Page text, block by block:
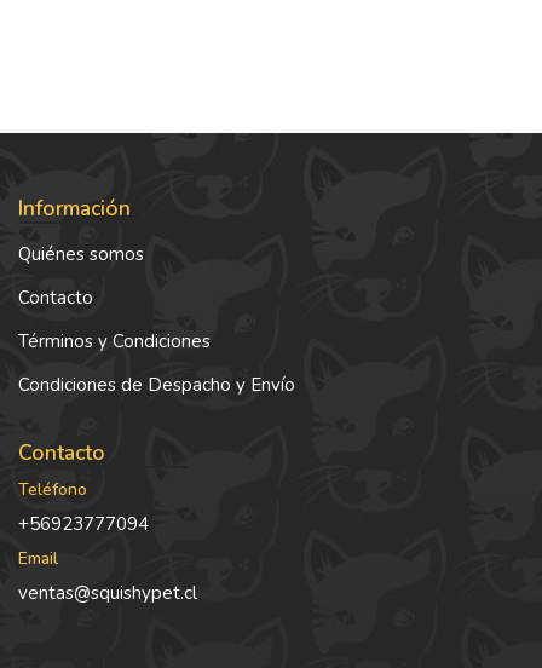
Información
Quiénes somos
Contacto
Términos y Condiciones
Condiciones de Despacho y Envío
Contacto
Teléfono
+56923777094
Email
ventas@squishypet.cl